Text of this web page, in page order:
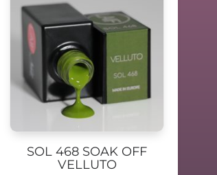
SOL 468 SOAK OFF
VELLUTO